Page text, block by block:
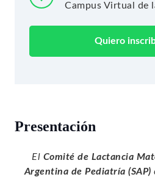
Campus Virtual de
Quiero
Presentación
El Comité de Lactancia
Argentina de Pediatría (SAP)